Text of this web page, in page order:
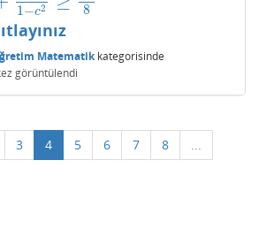
1−c2
8
Matematikkategorisinde
görüntülendi
3 4 5 6 7 8